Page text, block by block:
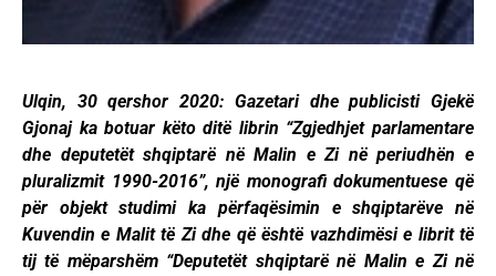
Ulqin, 30 qershor 2020: Gazetari dhe publicisti Gjekë
Gjonaj ka botuar këto ditë librin “Zgjedhjet parlamentare
dhe deputetët shqiptarë në Malin e Zi në periudhën e
pluralizmit 1990-2016”, një monografi dokumentuese që
për objekt studimi ka përfaqësimin e shqiptarëve në
Kuvendin e Malit të Zi dhe që është vazhdimësi e librit të
tij të mëparshëm “Deputetët shqiptarë në Malin e Zi në